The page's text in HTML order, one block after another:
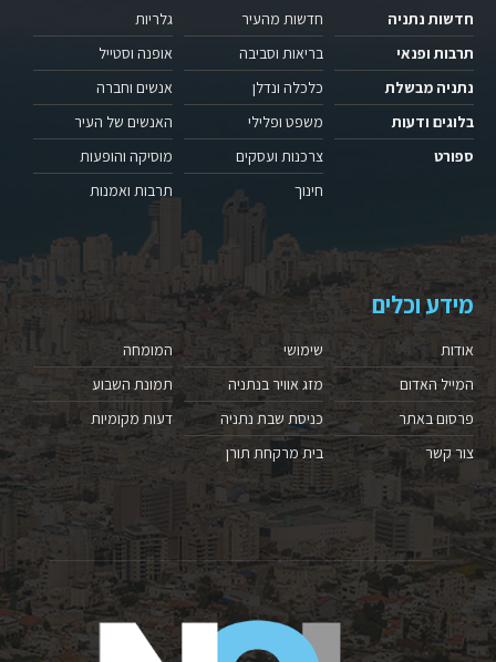
חדשות נתניה
תרבות ופנאי
נתניה מבשלת
בלוגים ודעות
ספורט
חדשות מהעיר
בריאות וסביבה
כלכלה ונדלן
משפט ופלילי
צרכנות ועסקים
חינוך
גלריות
אופנה וסטייל
אנשים וחברה
האנשים של העיר
מוסיקה והופעות
תרבות ואמנות
מידע וכלים
אודות
המייל האדום
פרסום באתר
צור קשר
שימושי
מזג אוויר בנתניה
כניסת שבת נתניה
בית מרקחת תורן
המומחה
תמונת השבוע
דעות מקומיות